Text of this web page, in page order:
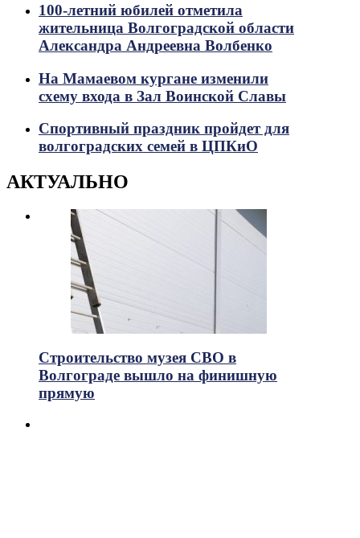
100-летний юбилей отметила
жительница Волгоградской области
Александра Андреевна Волбенко
На Мамаевом кургане изменили
схему входа в Зал Воинской Славы
Спортивный праздник пройдет для
волгоградских семей в ЦПКиО
АКТУАЛЬНО
Строительство музея СВО в
Волгограде вышло на финишную
прямую